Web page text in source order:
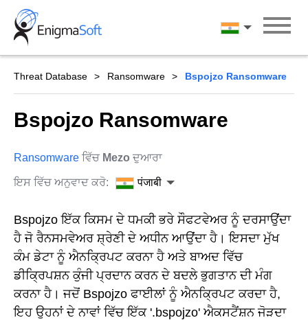
Skip
content
पंजाबी
Threat Database Ransomware Bspojzo Ransomware
Bspojzo Ransomware
Ransomware ਵਿੱਚ Mezo ਦੁਆਰਾ
ਇਸ ਵਿੱਚ ਅਨੁਵਾਦ ਕਰੋ: पंजाबी
Bspojzo ਇੱਕ ਕਿਸਮ ਦੇ ਧਮਕੀ ਭਰੇ ਸੌਫਟਵੇਅਰ ਨੂੰ ਦਰਸਾਉਂਦਾ
ਹੈ ਜੋ ਰੈਨਸਮਵੇਅਰ ਸ਼੍ਰੇਣੀ ਦੇ ਅਧੀਨ ਆਉਂਦਾ ਹੈ। ਇਸਦਾ ਮੁੱਖ
ਕੰਮ ਡੇਟਾ ਨੂੰ ਐਨਕ੍ਰਿਪਟ ਕਰਨਾ ਹੈ ਅਤੇ ਬਾਅਦ ਵਿੱਚ
ਡੀਕ੍ਰਿਪਸ਼ਨ ਕੁੰਜੀ ਪ੍ਰਦਾਨ ਕਰਨ ਦੇ ਬਦਲੇ ਭੁਗਤਾਨ ਦੀ ਮੰਗ
ਕਰਨਾ ਹੈ। ਜਦੋਂ Bspojzo ਫਾਈਲਾਂ ਨੂੰ ਐਨਕ੍ਰਿਪਟ ਕਰਦਾ ਹੈ,
ਇਹ ਉਹਨਾਂ ਦੇ ਨਾਵਾਂ ਵਿੱਚ ਇੱਕ '.bspojzo' ਐਕਸਟੈਂਸ਼ਨ ਜੋੜਦਾ